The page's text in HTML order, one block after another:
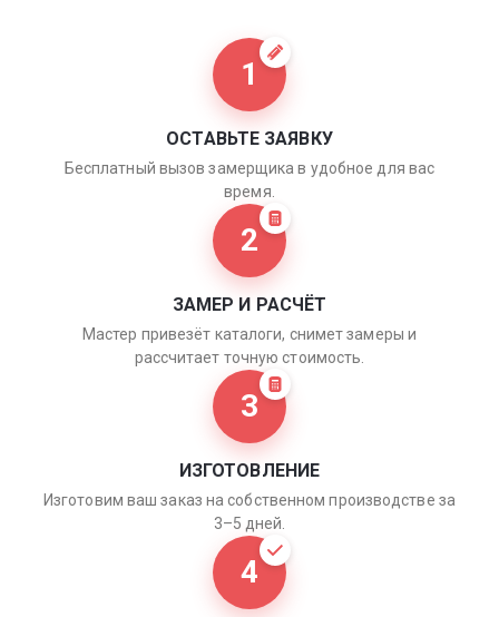
1
ОСТАВЬТЕ ЗАЯВКУ
Бесплатный вызов замерщика в удобное для вас
время.
2
ЗАМЕР И РАСЧЁТ
Мастер привезёт каталоги, снимет замеры и
рассчитает точную стоимость.
3
ИЗГОТОВЛЕНИЕ
Изготовим ваш заказ на собственном производстве за
3–5 дней.
4